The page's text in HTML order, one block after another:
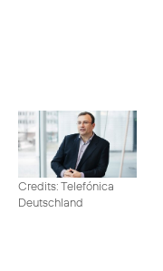
Credits: Telefónica
Deutschland